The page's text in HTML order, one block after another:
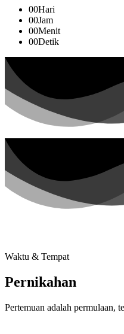
00Hari
00Jam
00Menit
00Detik
Waktu & Tempat
Pernikahan
Pertemuan adalah permulaan,